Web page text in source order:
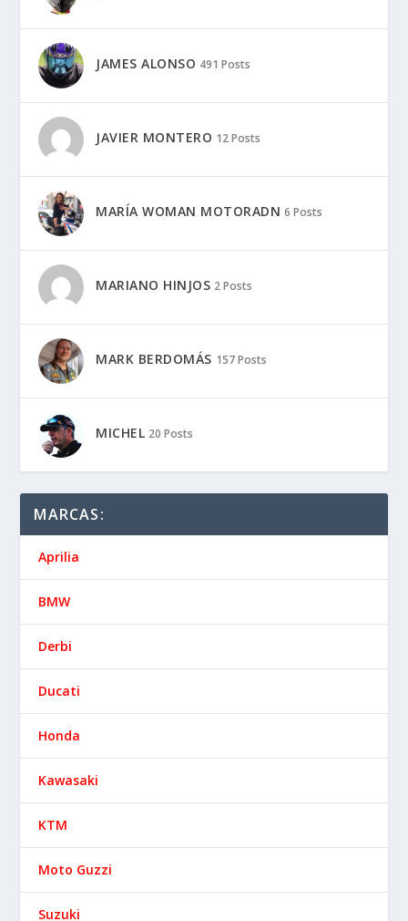
JAMES ALONSO 491 Posts
JAVIER MONTERO 12 Posts
MARÍA WOMAN MOTORADN 6 Posts
MARIANO HINJOS 2 Posts
MARK BERDOMÁS 157 Posts
MICHEL 20 Posts
MARCAS:
Aprilia
BMW
Derbi
Ducati
Honda
Kawasaki
KTM
Moto Guzzi
Suzuki